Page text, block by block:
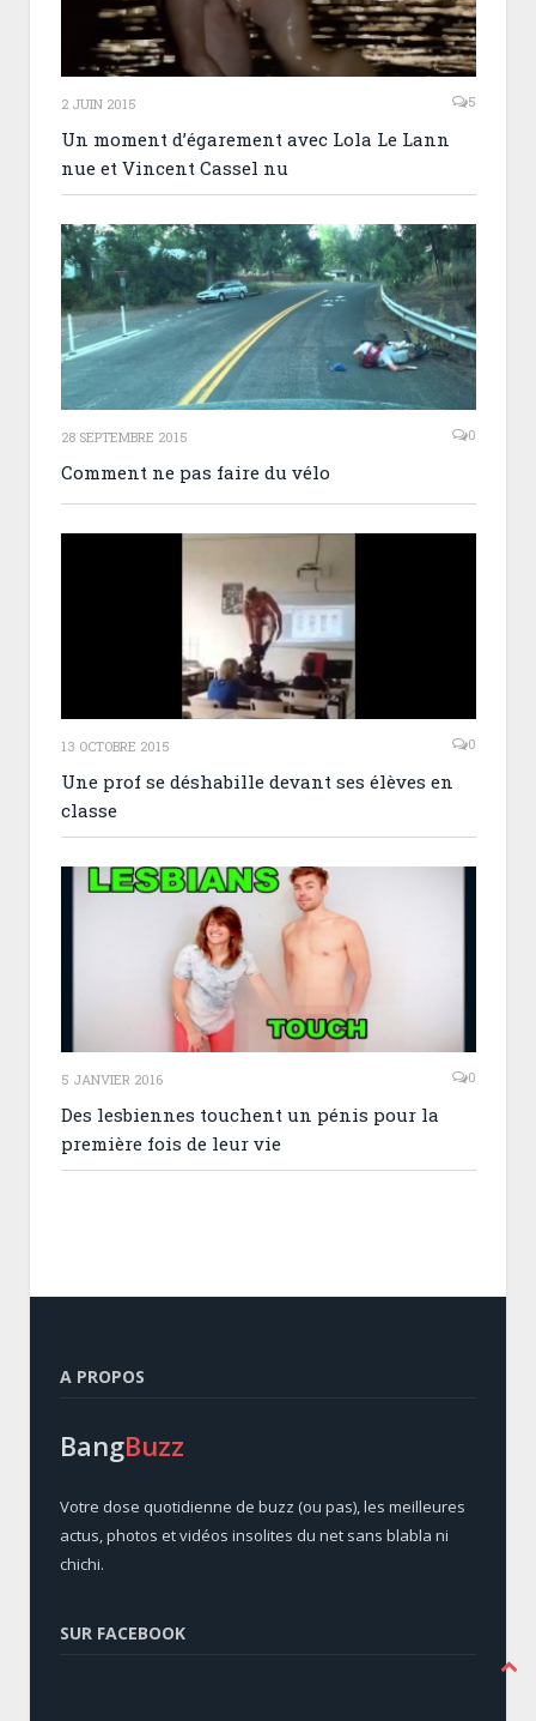
2 JUIN 2015 5
Un moment d’égarement avec Lola Le Lann
nue et Vincent Cassel nu
28 SEPTEMBRE 2015 0
Comment ne pas faire du vélo
13 OCTOBRE 2015 0
Une prof se déshabille devant ses élèves en
classe
5 JANVIER 2016 0
Des lesbiennes touchent un pénis pour la
première fois de leur vie
A PROPOS
BangBuzz
Votre dose quotidienne de buzz (ou pas), les meilleures
actus, photos et vidéos insolites du net sans blabla ni
chichi.
SUR FACEBOOK